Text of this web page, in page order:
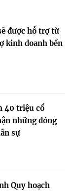
được hỗ trợ từ
kinh doanh bền
40 triệu cổ
những đóng
sự
Quy hoạch